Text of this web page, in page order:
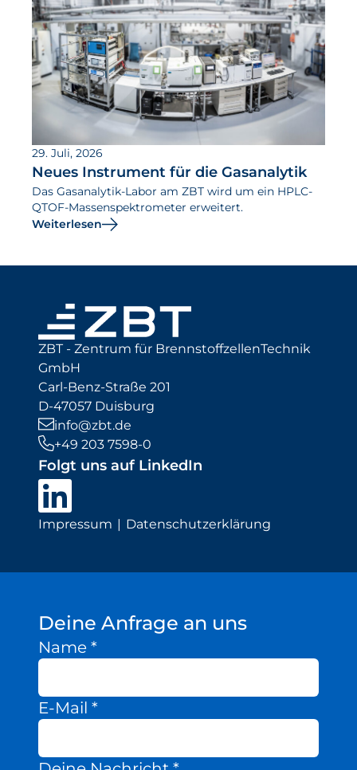
29. Juli, 2026
Neues Instrument für die Gasanalytik
Das Gasanalytik-Labor am ZBT wird um ein HPLC-
QTOF-Massenspektrometer erweitert.
Weiterlesen
ZBT - Zentrum für BrennstoffzellenTechnik
GmbH
Carl-Benz-Straße 201
D-47057 Duisburg
info@zbt.de
+49 203 7598-0
Folgt uns auf LinkedIn
Impressum Datenschutzerklärung
Deine Anfrage an uns
Name *
E-Mail *